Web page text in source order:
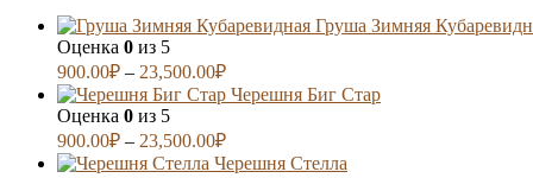
Груша Зимняя
Оценка 0 из 5
900.00₽ – 23,500.00₽
Черешня Биг Стар
Оценка 0 из 5
900.00₽ – 23,500.00₽
Черешня Стелла